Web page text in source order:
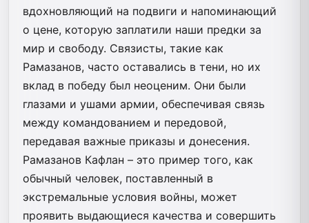
вдохновляющий на подвиги и напоминающий
о цене, которую заплатили наши предки за
мир и свободу. Связисты, такие как
Рамазанов, часто оставались в тени, но их
вклад в победу был неоценим. Они были
глазами и ушами армии, обеспечивая связь
между командованием и передовой,
передавая важные приказы и донесения.
Рамазанов Кафлан – это пример того, как
обычный человек, поставленный в
экстремальные условия войны, может
проявить выдающиеся качества и совершить